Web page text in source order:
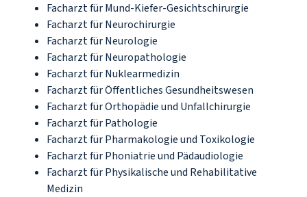
Facharzt für Mund-Kiefer-Gesichtschirurgie
Facharzt für Neurochirurgie
Facharzt für Neurologie
Facharzt für Neuropathologie
Facharzt für Nuklearmedizin
Facharzt für Öffentliches Gesundheitswesen
Facharzt für Orthopädie und Unfallchirurgie
Facharzt für Pathologie
Facharzt für Pharmakologie und Toxikologie
Facharzt für Phoniatrie und Pädaudiologie
Facharzt für Physikalische und Rehabilitative
Medizin